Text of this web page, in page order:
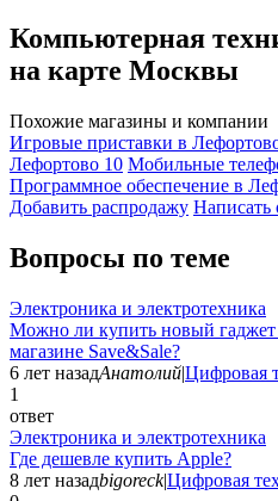
Компьютерная
на карте Москвы
Похожие магазины и компании
Игровые приставки в
Лефортово 10 Мобильные
Программное обеспечение в
Добавить раcпродажу Написать
Вопросы по теме
Электроника и электротехника
Можно ли купить новый гаджет
магазине Save&Sale?
6 лет назадАнатолий|Цифровая
1
ответ
Электроника и электротехника
Где дешевле купить Apple?
8 лет назадbigoreck|Цифровая